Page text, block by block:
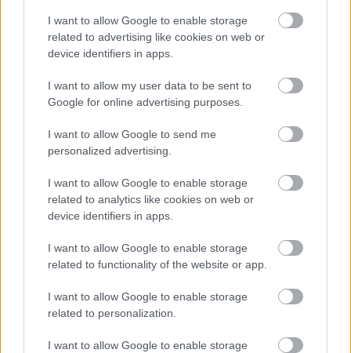
I want to allow Google to enable storage
related to advertising like cookies on web or
device identifiers in apps.
I want to allow my user data to be sent to
Google for online advertising purposes.
I want to allow Google to send me
personalized advertising.
I want to allow Google to enable storage
related to analytics like cookies on web or
device identifiers in apps.
I want to allow Google to enable storage
related to functionality of the website or app.
I want to allow Google to enable storage
related to personalization.
I want to allow Google to enable storage
Rzeszów > Klasa B, gr. V - sytuacja w tabeli
Przed meczami 4. kolejki - Rzeszów > Klasa B, gr. V gospodarze (Wiśnia
Trzciana) zajmują5. miejsce w tabeli. Goście (Jutrzenka Ławnica) plasują
Poniżej znajdziesz także ostatnie mecze obu drużyn oraz statystyki
bramkowe.
Wiśnia Trzciana vs. Jutrzenka Ławnica - relacja, wynik na żywo,
transmisja
Wynik meczu Wiśnia Trzciana - Jutrzenka Ławnica znajdziesz na naszej
stronie zaraz po jego zakończeniu. Jeżeli szukasz informacji meczowych,
zajrzyj tutaj:Wiśnia Trzciana vs. Jutrzenka Ławnica - wynik, składy,
strzelcy
Jeżeli w internecie lub TV dostępna jest
albo innych spotkań Rzeszów
> Klasa B, gr. V na pewno znajdziesz takie informacje na naszym portalu.
Możliwe jednak, że nigdzie nie pojawi się stream online z tego pojedynku.
Asseco Resovia| Developres Rzeszów |ITA TOOLS Stal Mielec